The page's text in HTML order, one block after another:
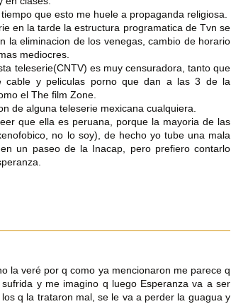
que esto me huele a propaganda religiosa.
en la tarde la estructura programatica de Tvn se
la eliminacion de los venegas, cambio de horario
mediocres.
teleserie(CNTV) es muy censuradora, tanto que
cable y peliculas porno que dan a las 3 de la
el The film Zone.
de alguna teleserie mexicana cualquiera.
que ella es peruana, porque la mayoria de las
no lo soy), de hecho yo tube una mala
un paseo de la Inacap, pero prefiero contarlo
la veré por q como ya mencionaron me parece q
y me imagino q luego Esperanza va a ser
q la trataron mal, se le va a perder la guagua y